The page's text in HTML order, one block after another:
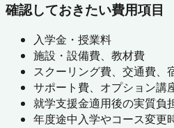
確認しておきたい費用項目
入学金・授業料
施設・設備費、教材費
スクーリング費、交通費、
サポート費、オプション講
就学支援金適用後の実質負
年度途中入学やコース変更